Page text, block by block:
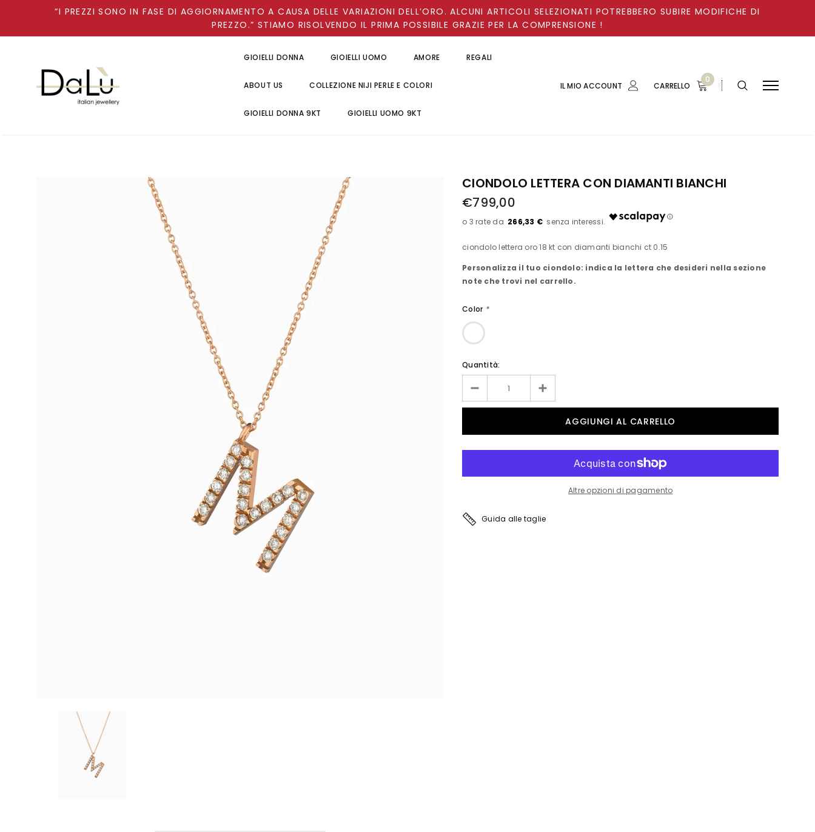
“I PREZZI SONO IN FASE DI AGGIORNAMENTO A CAUSA DELLE VARIAZIONI DELL’ORO. ALCUNI ARTICOLI SELEZIONATI POTREBBERO SUBIRE MODIFICHE DI
PREZZO.” STIAMO RISOLVENDO IL PRIMA POSSIBILE GRAZIE PER LA COMPRENSIONE !
GIOIELLI DONNA GIOIELLI UOMO AMORE REGALI
ABOUT US COLLEZIONE NIJI PERLE E COLORI
GIOIELLI DONNA 9KT GIOIELLI UOMO 9KT
IL MIO ACCOUNT CARRELLO
0
CIONDOLO LETTERA CON DIAMANTI BIANCHI
€799,00
266,33 €
ciondolo lettera oro 18 kt con diamanti bianchi ct 0.15
Personalizza il tuo ciondolo: indica la lettera che desideri nella sezione
note che trovi nel carrello.
Color *
Quantità:
Altre opzioni di pagamento
Guida alle taglie